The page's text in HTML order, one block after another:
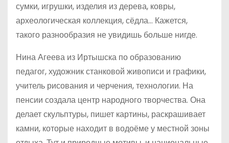
сумки, игрушки, изделия из дерева, ковры,
археологическая коллекция, сёдла… Кажется,
такого разнообразия не увидишь больше нигде.
Нина Агеева из Иртышска по образованию
педагог, художник станковой живописи и графики,
учитель рисования и черчения, технологии. На
пенсии создала центр народного творчества. Она
делает скульптуры, пишет картины, раскрашивает
камни, которые находит в водоёме у местной зоны